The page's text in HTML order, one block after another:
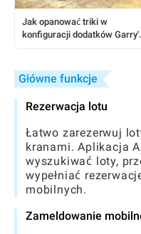
Jak opanować triki w
konfiguracji dodatków
Główne funkcje
Rezerwacja lotu
Łatwo zarezerwuj
kranami. Aplikacja
wyszukiwać loty,
wypełniać
mobilnych.
Zameldowanie